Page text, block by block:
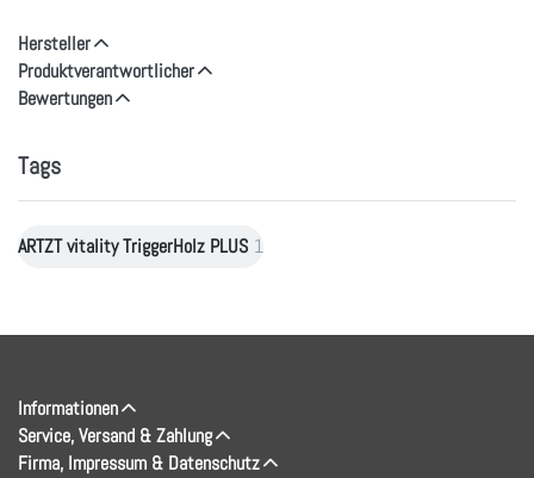
Hersteller
Produktverantwortlicher
Bewertungen
Tags
ARTZT vitality TriggerHolz PLUS 1
Informationen
Service, Versand & Zahlung
Firma, Impressum & Datenschutz